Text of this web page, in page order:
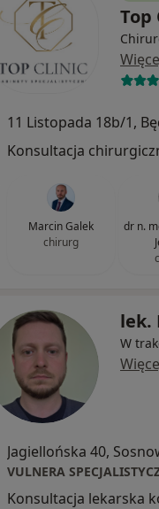
Top
11 Listopada 18b/1,
Konsultacja
Marcin Galek
chirurg
dr n.
lek.
W
Jagiellońska 40,
VULNERA
Konsultacja lekarska